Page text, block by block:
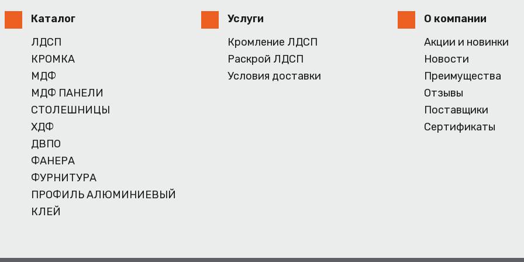
Каталог
ЛДСП
КРОМКА
МДФ
МДФ ПАНЕЛИ
СТОЛЕШНИЦЫ
ХДФ
ДВПО
ФАНЕРА
ФУРНИТУРА
ПРОФИЛЬ АЛЮМИНИЕВЫЙ
КЛЕЙ
Услуги
Кромление ЛДСП
Раскрой ЛДСП
Условия доставки
О компании
Акции и новинки
Новости
Преимущества
Отзывы
Поставщики
Сертификаты